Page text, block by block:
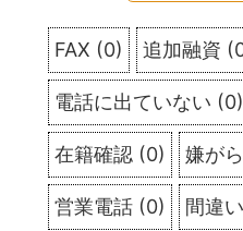
FAX (0) 追加融資 (
電話に出ていない (0)
在籍確認 (0) 嫌が
営業電話 (0) 間違